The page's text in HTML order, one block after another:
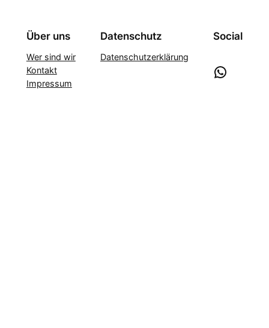
Über uns
Wer sind wir
Kontakt
Impressum
Datenschutz
Datenschutzerklärung
Social
WhatsApp